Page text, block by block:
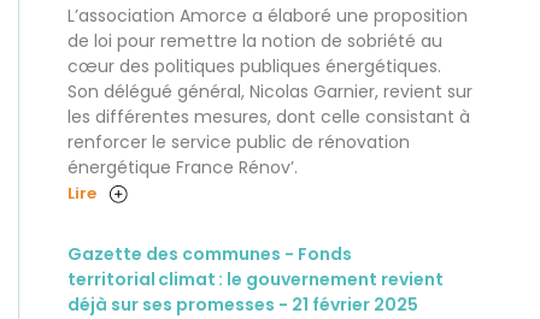
L’association Amorce a élaboré une proposition
de loi pour remettre la notion de sobriété au
cœur des politiques publiques énergétiques.
Son délégué général, Nicolas Garnier, revient sur
les différentes mesures, dont celle consistant à
renforcer le service public de rénovation
énergétique France Rénov’.
Lire
Gazette des communes - Fonds
territorial climat : le gouvernement revient
déjà sur ses promesses - 21 février 2025